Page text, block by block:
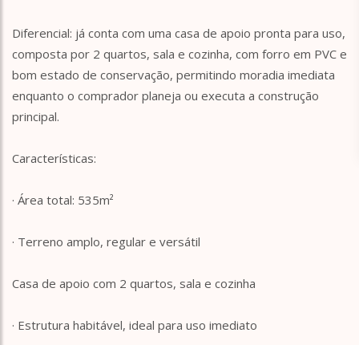
Diferencial: já conta com uma casa de apoio pronta para uso,
composta por 2 quartos, sala e cozinha, com forro em PVC e
bom estado de conservação, permitindo moradia imediata
enquanto o comprador planeja ou executa a construção
principal.
Características:
· Área total: 535m²
· Terreno amplo, regular e versátil
Casa de apoio com 2 quartos, sala e cozinha
· Estrutura habitável, ideal para uso imediato